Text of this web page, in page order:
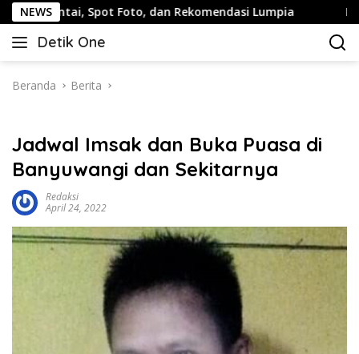
Langsung
ke
konten
NEWSFoto, dan Rekomendasi Lumpia Panduan
Detik One
Tajam
Fakta
Beranda Berita
Jadwal Imsak dan Buka Puasa di
Banyuwangi dan Sekitarnya
Redaksi
April 24, 2022